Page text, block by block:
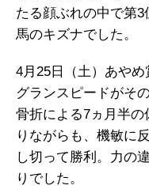
たる顔ぶれの中で第
馬のキズナでした。
4月25日（土）あや
グランスピードがそ
骨折による7ヵ月半
りながらも、機敏に
し切って勝利。力の
りでした。